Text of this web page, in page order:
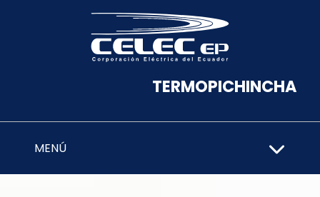
TERMOPICHINCHA
MENÚ